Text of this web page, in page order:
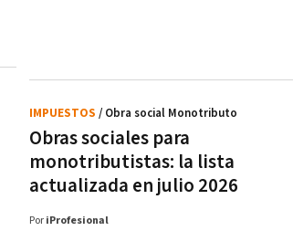
Obras sociales para
monotributistas: la lista
actualizada en julio 2026
IMPUESTOS / Obra social Monotributo
Por iProfesional